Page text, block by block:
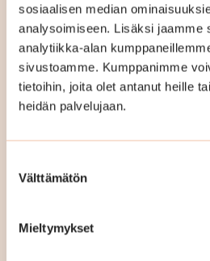
sosiaalisen median
analysoimiseen. Lisäksi jaamme
analytiikka-alan
sivustoamme. Kumppanimme
tietoihin, joita olet antanut heille
heidän palvelujaan.
valinta
Välttämätön
Mieltymykset
voivat imeytyä
vahingoittaa niitä pysyvästi.
uudemmissa taloissa
vinyylilattiat eivät anna
Mikäli ne pääsevät
kohteissa erityisen tärkeää.
ennenaikaiseen ja